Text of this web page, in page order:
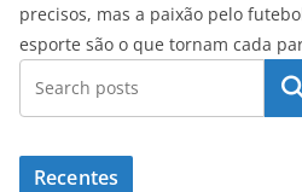
precisos, mas a paixão pelo
esporte são o que tornam cada
Recentes